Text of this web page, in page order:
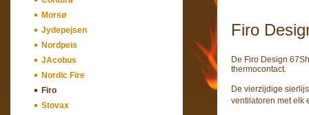
Morsø
Jydepejsen
Nordpeis
JAcobus
Nordic Fire
Firo
Stovax
Firo
De Firo Design
thermocontact.
De vierzijdige
ventilatoren met elk